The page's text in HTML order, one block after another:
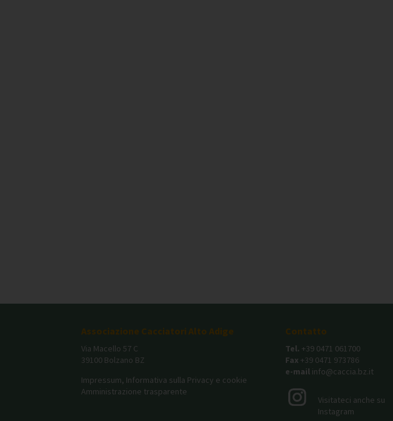
Associazione Cacciatori Alto Adige
Via Macello 57 C
39100 Bolzano BZ
Impressum, Informativa sulla Privacy e cookie
Amministrazione trasparente
Contatto
Tel. +39 0471 061700
Fax +39 0471 973786
e-mail info@caccia.bz.it
Visitateci anche su
Instagram